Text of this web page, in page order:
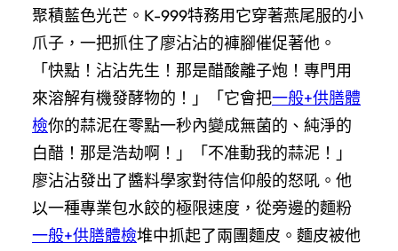
聚積藍色光芒。K-999特務用它穿著燕尾服的小
爪子，一把抓住了廖沾沾的褲腳催促著他。
「快點！沾沾先生！那是醋酸離子炮！專門用
來溶解有機發酵物的！」「它會把一般+供膳體
檢你的蒜泥在零點一秒內變成無菌的、純淨的
白醋！那是浩劫啊！」「不准動我的蒜泥！」
廖沾沾發出了醬料學家對待信仰般的怒吼。他
以一種專業包水餃的極限速度，從旁邊的麵粉
一般+供膳體檢堆中抓起了兩團麵皮。麵皮被他